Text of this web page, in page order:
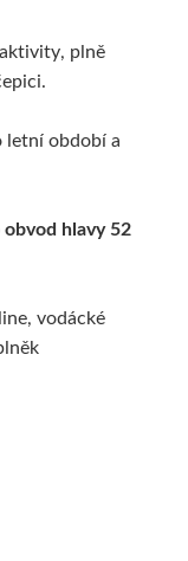
plně
letní období a
hlavy 52
vodácké